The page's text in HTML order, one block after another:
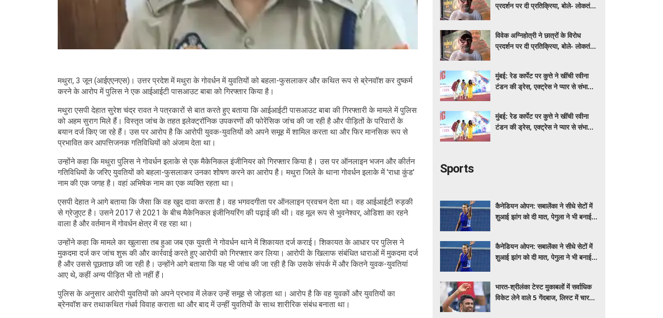
मथुरा, 3 जून (आईएएनएस)। उत्तर प्रदेश में मथुरा के गोवर्धन में युवतियों को बहला-फुसलाकर और कथित रूप से ब्रेनवॉश कर दुष्कर्म
करने के आरोप में पुलिस ने एक आईआईटी पासआउट बाबा को गिरफ्तार किया है।
मथुरा एसपी देहात सुरेश चंद्र रावत ने पत्रकारों से बात करते हुए बताया कि आईआईटी पासआउट बाबा की गिरफ्तारी के मामले में पुलिस
को अहम सुराग मिले हैं। विस्तृत जांच के तहत इलेक्ट्रॉनिक उपकरणों की फोरेंसिक जांच की जा रही है और पीड़ितों के परिवारों के
बयान दर्ज किए जा रहे हैं। उस पर आरोप है कि आरोपी युवक-युवतियों को अपने समूह में शामिल करता था और फिर मानसिक रूप से
प्रभावित कर आपत्तिजनक गतिविधियों को अंजाम देता था।
उन्होंने कहा कि मथुरा पुलिस ने गोवर्धन इलाके से एक मैकेनिकल इंजीनियर को गिरफ्तार किया है। उस पर ऑनलाइन भजन और कीर्तन
गतिविधियों के जरिए युवतियों को बहला-फुसलाकर उनका शोषण करने का आरोप है। मथुरा जिले के थाना गोवर्धन इलाके में 'राधा कुंड'
नाम की एक जगह है। वहां अभिषेक नाम का एक व्यक्ति रहता था।
एसपी देहात ने आगे बताया कि जैसा कि वह खुद दावा करता है। वह भगवदगीता पर ऑनलाइन प्रवचन देता था। वह आईआईटी रुड़की
से ग्रेजुएट है। उसने 2017 से 2021 के बीच मैकेनिकल इंजीनियरिंग की पढ़ाई की थी। वह मूल रूप से भुवनेश्वर, ओडिशा का रहने
वाला है और वर्तमान में गोवर्धन क्षेत्र में रह रहा था।
उन्होंने कहा कि मामले का खुलासा तब हुआ जब एक युवती ने गोवर्धन थाने में शिकायत दर्ज कराई। शिकायत के आधार पर पुलिस ने
मुकदमा दर्ज कर जांच शुरू की और कार्रवाई करते हुए आरोपी को गिरफ्तार कर लिया। आरोपी के खिलाफ संबंधित धाराओं में मुकदमा दर्ज
है और उससे पूछताछ की जा रही है। उन्होंने आगे बताया कि यह भी जांच की जा रही है कि उसके संपर्क में और कितने युवक-युवतियां
आए थे, कहीं अन्य पीड़ित भी तो नहीं हैं।
पुलिस के अनुसार आरोपी युवतियों को अपने प्रभाव में लेकर उन्हें समूह से जोड़ता था। आरोप है कि वह युवकों और युवतियों का
ब्रेनवॉश कर तथाकथित गंधर्व विवाह कराता था और बाद में उन्हीं युवतियों के साथ शारीरिक संबंध बनाता था।
प्रदर्शन पर दी प्रतिक्रिया, बोले- लोकतंत्र
विवेक अग्निहोत्री ने छात्रों के विरोध
प्रदर्शन पर दी प्रतिक्रिया, बोले- लोकतंत्र
मुंबई: रेड कार्पेट पर कुत्ते ने खींची रवीना
टंडन की ड्रेस, एक्ट्रेस ने प्यार से संभाली
मुंबई: रेड कार्पेट पर कुत्ते ने खींची रवीना
टंडन की ड्रेस, एक्ट्रेस ने प्यार से संभाली
Sports
कैनेडियन ओपन: सबालेंका ने सीधे सेटों में
शुआई झांग को दी मात, पेगुला ने भी बनाई
कैनेडियन ओपन: सबालेंका ने सीधे सेटों में
शुआई झांग को दी मात, पेगुला ने भी बनाई
भारत-श्रीलंका टेस्ट मुकाबलों में सर्वाधिक
विकेट लेने वाले 5 गेंदबाज, लिस्ट में चार